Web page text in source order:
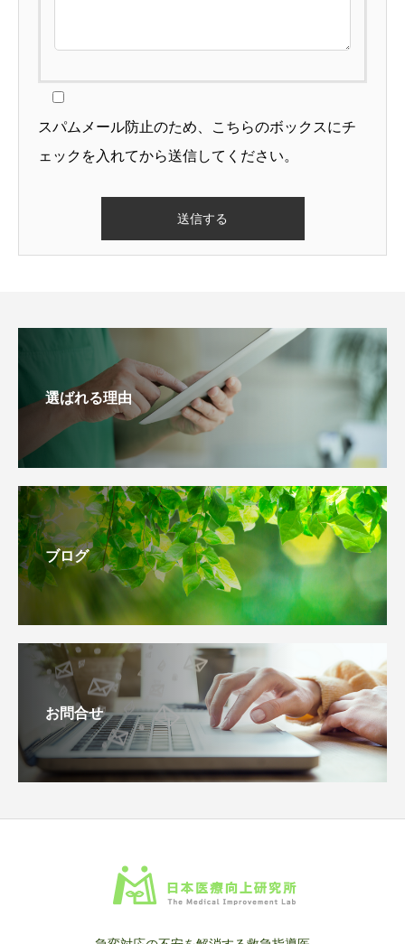
スパムメール防止のため、こちらのボックスにチ
ェックを入れてから送信してください。
選ばれる理由
ブログ
お問合せ